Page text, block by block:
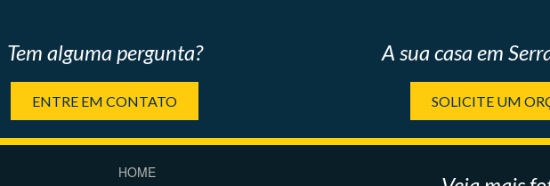
Tem alguma pergunta?
ENTRE EM CONTATO
A sua casa em
SOLICITE UM
HOME